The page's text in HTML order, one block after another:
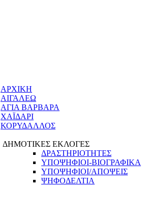
ΑΡΧΙΚΗ
ΑΙΓΑΛΕΩ
ΑΓΙΑ ΒΑΡΒΑΡΑ
ΧΑΪΔΑΡΙ
ΚΟΡΥΔΑΛΛΟΣ
ΔΗΜΟΤΙΚΕΣ ΕΚΛΟΓΕΣ
ΔΡΑΣΤΗΡΙΟΤΗΤΕΣ
ΥΠΟΨΗΦΙΟΙ-ΒΙΟΓΡΑΦΙΚΑ
ΥΠΟΨΗΦΙΟΙ/ΑΠΟΨΕΙΣ
ΨΗΦΟΔΕΛΤΙΑ